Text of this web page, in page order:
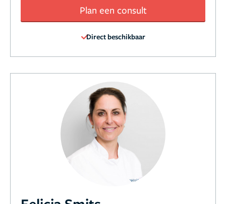
Plan een consult
Direct beschikbaar